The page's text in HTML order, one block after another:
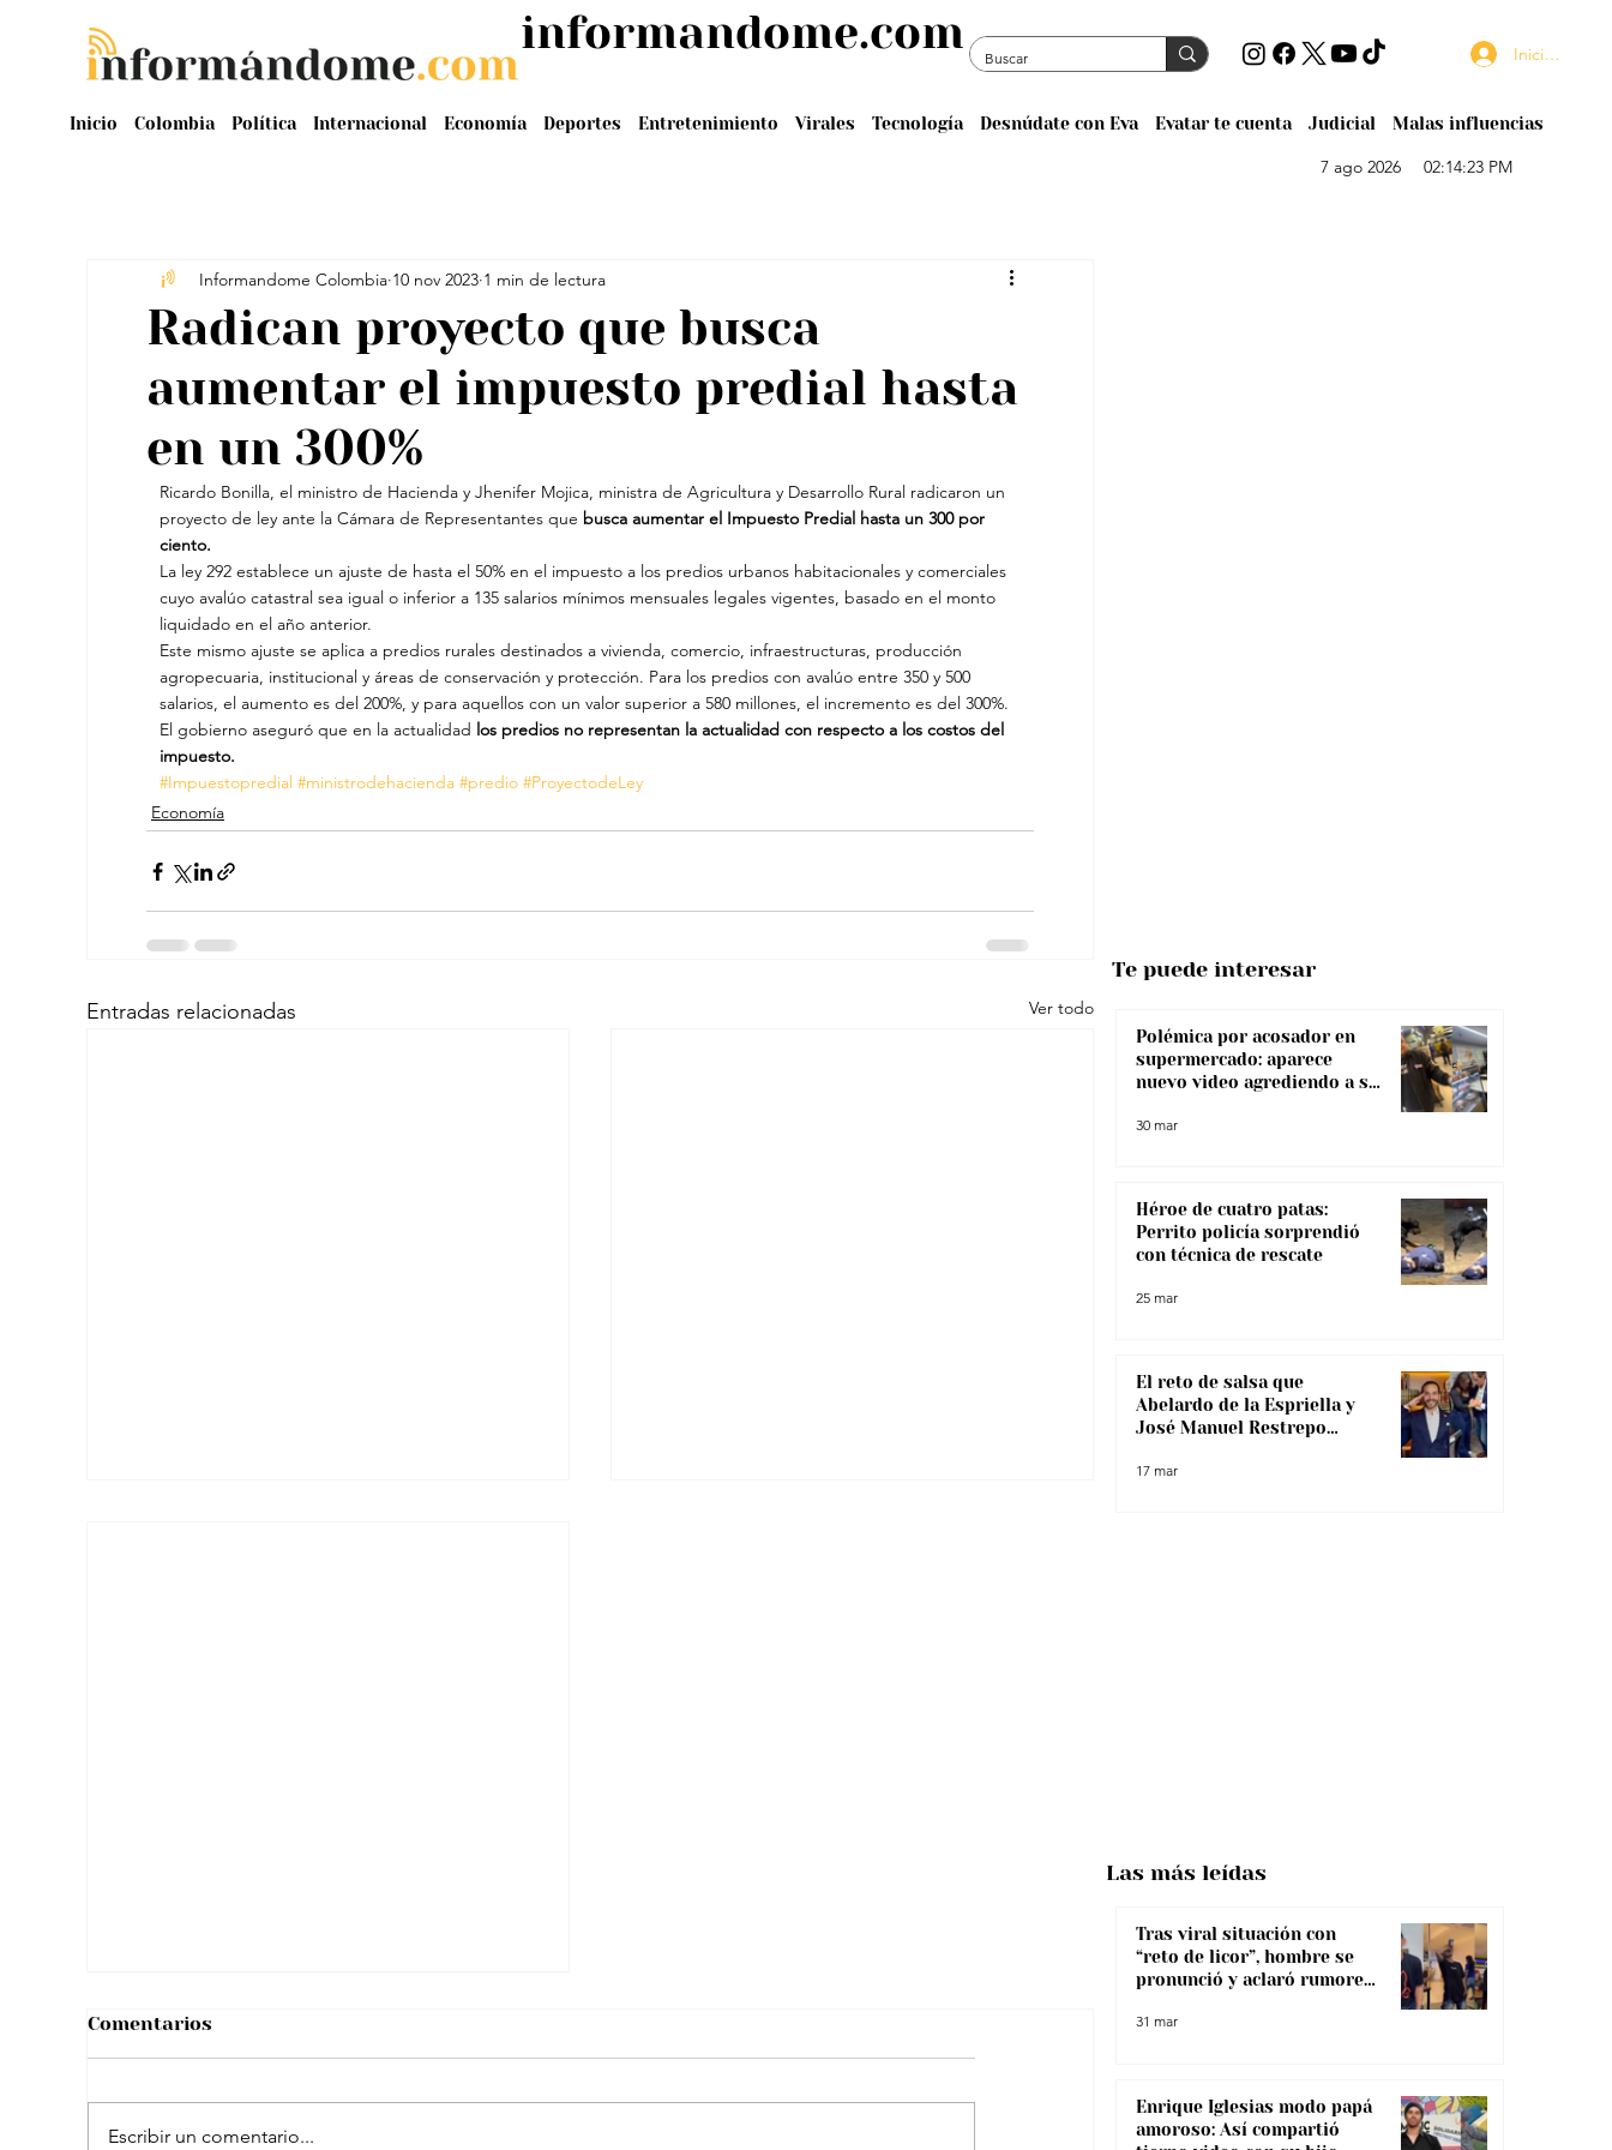
Inicio Colombia Política Internacional Economía Deportes Entretenimiento Virales Tecnología Desnúdate con Eva Evatar te cuenta Judicial Malas influencias
Iniciar sesión
7 ago 2026 02:14:23 PM
informandome.com
Radican proyecto que busca
aumentar el impuesto predial hasta
en un 300%
Informandome Colombia 10 nov 2023 1 min de lectura
Ricardo Bonilla, el ministro de Hacienda y Jhenifer Mojica, ministra de Agricultura y Desarrollo Rural radicaron un
proyecto de ley ante la Cámara de Representantes que busca aumentar el Impuesto Predial hasta un 300 por
ciento.
La ley 292 establece un ajuste de hasta el 50% en el impuesto a los predios urbanos habitacionales y comerciales
cuyo avalúo catastral sea igual o inferior a 135 salarios mínimos mensuales legales vigentes, basado en el monto
liquidado en el año anterior.
Este mismo ajuste se aplica a predios rurales destinados a vivienda, comercio, infraestructuras, producción
agropecuaria, institucional y áreas de conservación y protección. Para los predios con avalúo entre 350 y 500
salarios, el aumento es del 200%, y para aquellos con un valor superior a 580 millones, el incremento es del 300%.
El gobierno aseguró que en la actualidad los predios no representan la actualidad con respecto a los costos del
impuesto.
#Impuestopredial #ministrodehacienda #predio #ProyectodeLey
Economía
Entradas relacionadas Ver todo
Comentarios
Escribir un comentario...
Polémica por acosador en
supermercado: aparece
nuevo video agrediendo a su
30 mar
Héroe de cuatro patas:
Perrito policía sorprendió
con técnica de rescate
25 mar
El reto de salsa que
Abelardo de la Espriella y
José Manuel Restrepo
17 mar
Te puede interesar
Tras viral situación con
“reto de licor”, hombre se
pronunció y aclaró rumores
31 mar
Enrique Iglesias modo papá
amoroso: Así compartió
Las más leídas